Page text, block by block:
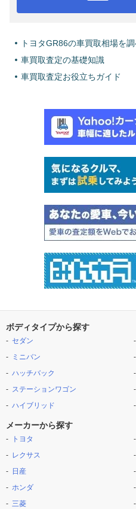
トヨタGR86の車買取相場を
車買取査定の基礎知識
車買取査定お役立ちガイド
ボディタイプから探す
セダン
ミニバン
ハッチバック
ステーションワゴン
ハイブリッド
メーカーから探す
トヨタ
レクサス
日産
ホンダ
三菱